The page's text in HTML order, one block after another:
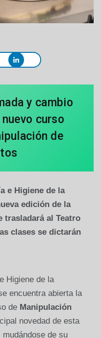
y cambio
curso
de
e Higiene de la
edición de la
trasladará al Teatro
clases se dictarán
Higiene de la
encuentra abierta la
de Manipulación
novedad de esta
mudándose de su